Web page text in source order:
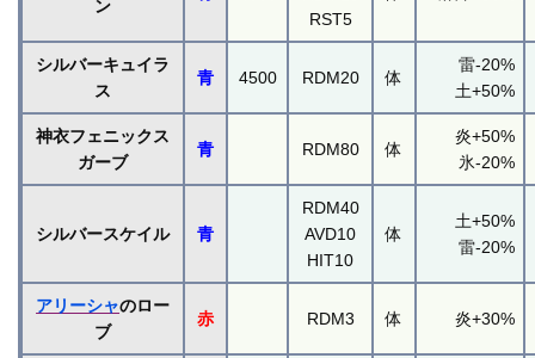
ン
RST5
シルバーキュイラ
ス
青 4500 RDM20 体
雷-20%
土+50%
神衣フェニックス
ガーブ
青 RDM80 体
炎+50%
氷-20%
シルバースケイル 青
RDM40
AVD10
HIT10
体
土+50%
雷-20%
アリーシャのロー
ブ
赤 RDM3 体 炎+30%